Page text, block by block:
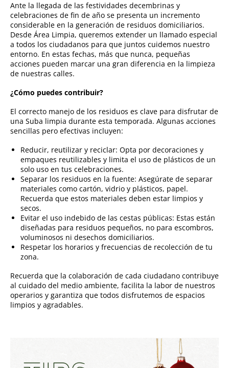
Ante la llegada de las festividades decembrinas y
celebraciones de fin de año se presenta un incremento
considerable en la generación de residuos domiciliarios.
Desde Área Limpia, queremos extender un llamado especial
a todos los ciudadanos para que juntos cuidemos nuestro
entorno. En estas fechas, más que nunca, pequeñas
acciones pueden marcar una gran diferencia en la limpieza
de nuestras calles.
¿Cómo puedes contribuir?
El correcto manejo de los residuos es clave para disfrutar de
una Suba limpia durante esta temporada. Algunas acciones
sencillas pero efectivas incluyen:
Reducir, reutilizar y reciclar: Opta por decoraciones y
empaques reutilizables y limita el uso de plásticos de un
solo uso en tus celebraciones.
Separar los residuos en la fuente: Asegúrate de separar
materiales como cartón, vidrio y plásticos, papel.
Recuerda que estos materiales deben estar limpios y
secos.
Evitar el uso indebido de las cestas públicas: Estas están
diseñadas para residuos pequeños, no para escombros,
voluminosos ni desechos domiciliarios.
Respetar los horarios y frecuencias de recolección de tu
zona.
Recuerda que la colaboración de cada ciudadano contribuye
al cuidado del medio ambiente, facilita la labor de nuestros
operarios y garantiza que todos disfrutemos de espacios
limpios y agradables.